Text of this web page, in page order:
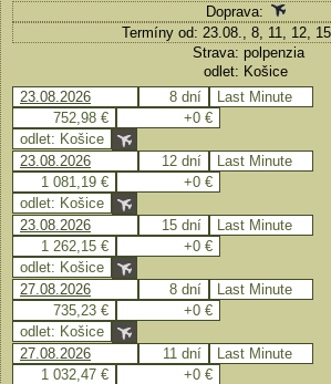
Doprava:
Termíny od: 23.08., 8, 11, 12,
Strava: polpenzia
odlet: Košice
23.08.2026
8 dní
Last Minute
752,98 €
+0 €
odlet: Košice
23.08.2026
12 dní
Last Minute
1 081,19 €
+0 €
odlet: Košice
23.08.2026
15 dní
Last Minute
1 262,15 €
+0 €
odlet: Košice
27.08.2026
8 dní
Last Minute
735,23 €
+0 €
odlet: Košice
27.08.2026
11 dní
Last Minute
1 032,47 €
+0 €